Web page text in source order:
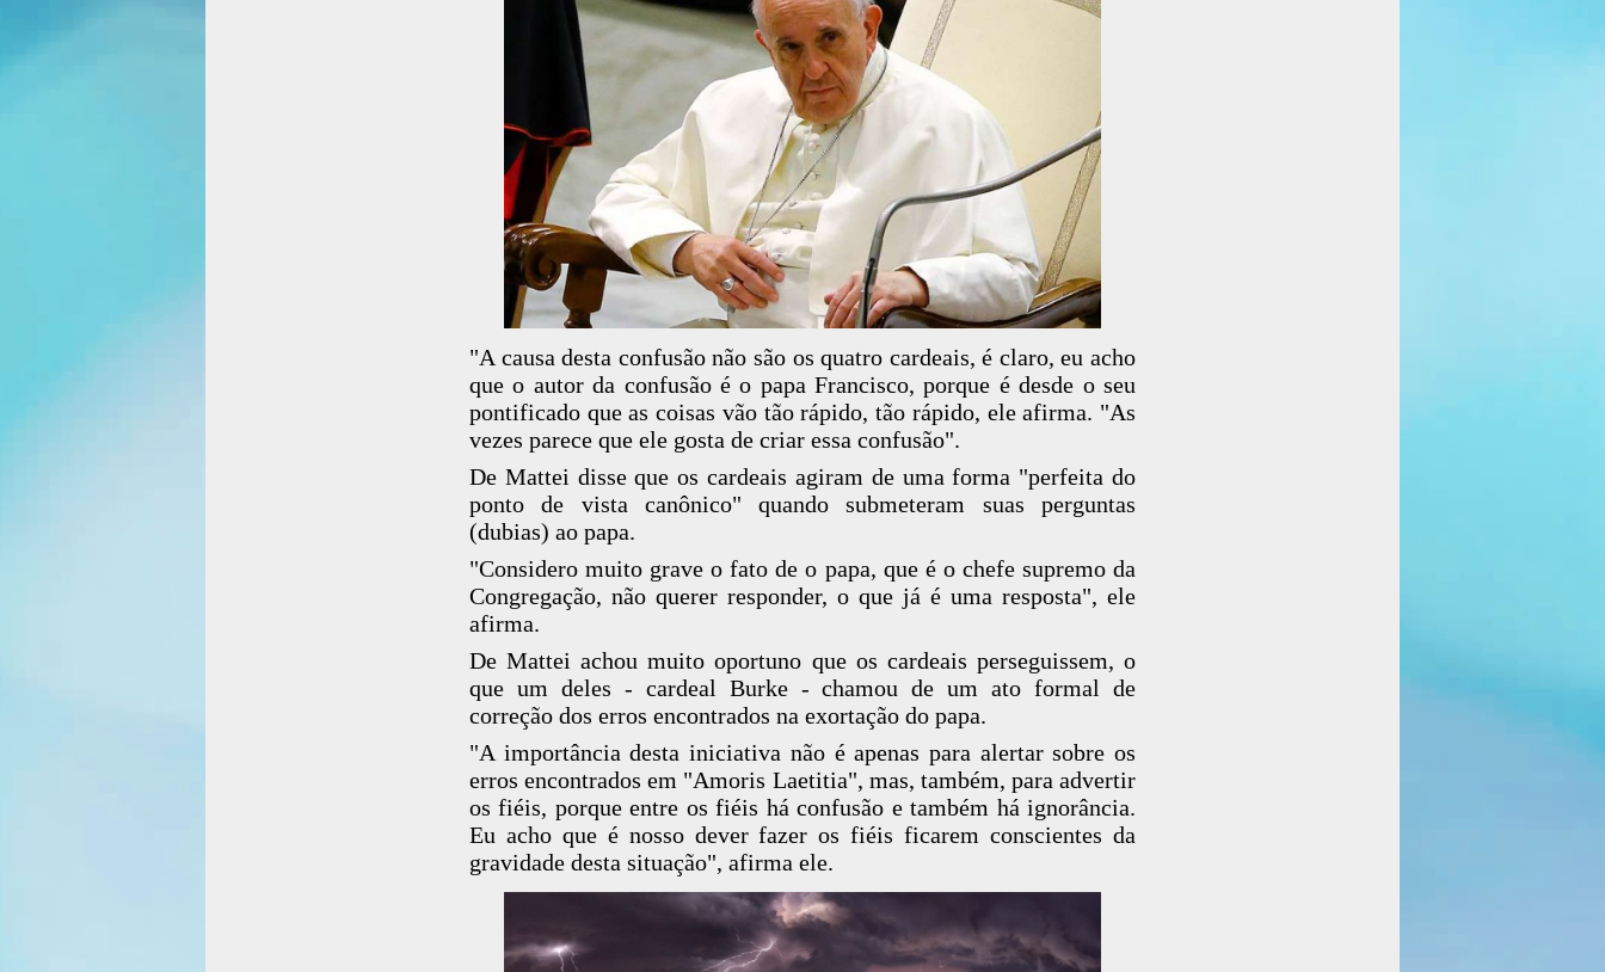
"A causa desta confusão não são os quatro cardeais, é claro, eu acho
que o autor da confusão é o papa Francisco, porque é desde o seu
pontificado que as coisas vão tão rápido, tão rápido, ele afirma. "As
vezes parece que ele gosta de criar essa confusão".
De Mattei disse que os cardeais agiram de uma forma "perfeita do
ponto de vista canônico" quando submeteram suas perguntas
(dubias) ao papa.
"Considero muito grave o fato de o papa, que é o chefe supremo da
Congregação, não querer responder, o que já é uma resposta", ele
afirma.
De Mattei achou muito oportuno que os cardeais perseguissem, o
que um deles - cardeal Burke - chamou de um ato formal de
correção dos erros encontrados na exortação do papa.
"A importância desta iniciativa não é apenas para alertar sobre os
erros encontrados em "Amoris Laetitia", mas, também, para advertir
os fiéis, porque entre os fiéis há confusão e também há ignorância.
Eu acho que é nosso dever fazer os fiéis ficarem conscientes da
gravidade desta situação", afirma ele.